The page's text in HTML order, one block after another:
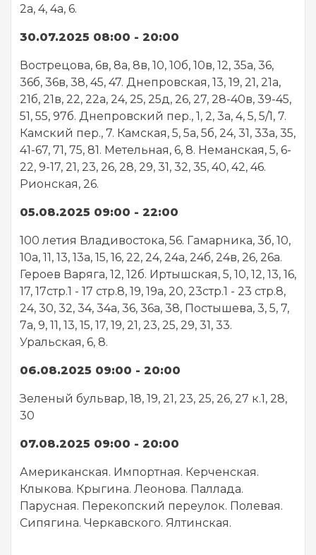
2а, 4, 4а, 6.
30.07.2025 08:00 - 20:00
Вострецова, 6в, 8а, 8в, 10, 10б, 10в, 12, 35а, 36,
36б, 36в, 38, 45, 47. Днепровская, 13, 19, 21, 21а,
21б, 21в, 22, 22а, 24, 25, 25д, 26, 27, 28-40в, 39-45,
51, 55, 97б. Днепровский пер., 1, 2, 3а, 4, 5, 5/1, 7.
Камский пер., 7. Камская, 5, 5а, 5б, 24, 31, 33а, 35,
41-67, 71, 75, 81. Метельная, 6, 8. Неманская, 5, 6-
22, 9-17, 21, 23, 26, 28, 29, 31, 32, 35, 40, 42, 46.
Рионская, 26.
05.08.2025 09:00 - 22:00
100 летия Владивостока, 56. Гамарника, 3б, 10,
10а, 11, 13, 13а, 15, 16, 22, 24, 24а, 24б, 24в, 26, 26а.
Героев Варяга, 12, 12б. Иртышская, 5, 10, 12, 13, 16,
17, 17стр.1 - 17 стр.8, 19, 19а, 20, 23стр.1 - 23 стр.8,
24, 30, 32, 34, 34а, 36, 36а, 38, Постышева, 3, 5, 7,
7а, 9, 11, 13, 15, 17, 19, 21, 23, 25, 29, 31, 33.
Уральская, 6, 8.
06.08.2025 09:00 - 20:00
Зеленый бульвар, 18, 19, 21, 23, 25, 26, 27 к.1, 28,
30
07.08.2025 09:00 - 20:00
Американская. Импортная. Керченская.
Клыкова. Крыгина. Леонова. Паллада.
Парусная. Перекопский переулок. Полевая.
Сипягина. Черкавского. Ялтинская.